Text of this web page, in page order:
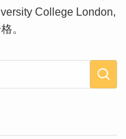
College London,
。